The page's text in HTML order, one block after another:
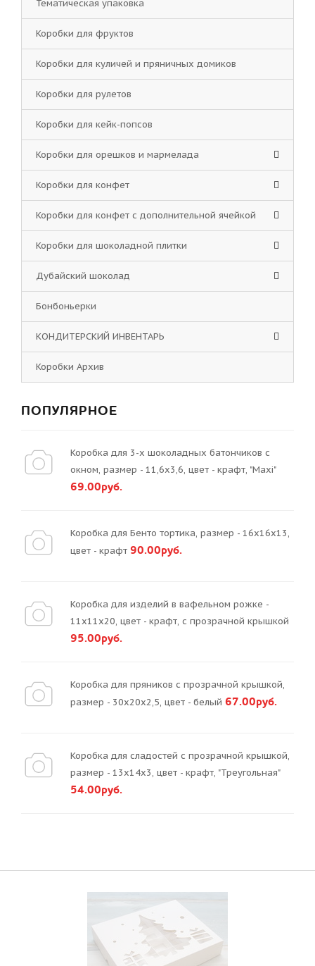
Тематическая упаковка
Коробки для фруктов
Коробки для куличей и пряничных домиков
Коробки для рулетов
Коробки для кейк-попсов
Коробки для орешков и мармелада
Коробки для конфет
Коробки для конфет с дополнительной ячейкой
Коробки для шоколадной плитки
Дубайский шоколад
Бонбоньерки
КОНДИТЕРСКИЙ ИНВЕНТАРЬ
Коробки Архив
ПОПУЛЯРНОЕ
Коробка для 3-х шоколадных батончиков с
окном, размер - 11,6х3,6, цвет - крафт, "Maxi"
69.00руб.
Коробка для Бенто тортика, размер - 16х16х13,
цвет - крафт 90.00руб.
Коробка для изделий в вафельном рожке -
11х11х20, цвет - крафт, с прозрачной крышкой
95.00руб.
Коробка для пряников с прозрачной крышкой,
размер - 30х20х2,5, цвет - белый 67.00руб.
Коробка для сладостей с прозрачной крышкой,
размер - 13х14х3, цвет - крафт, "Треугольная"
54.00руб.